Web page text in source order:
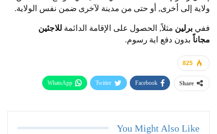
ولاية إلى أخرى, أو حتى من مدينة لآخرى ضمن نفس الولاية.
ففي برلين مثلاً, الحصول على الإقامة الدائمة للاجئين
مجاناً بدون دفع اية رسوم.
825
Share
Facebook
Twitter
WhatsApp
You Might Also Like